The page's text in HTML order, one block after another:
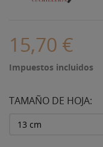
15,70 €
Impuestos incluidos
TAMAÑO DE HOJA: